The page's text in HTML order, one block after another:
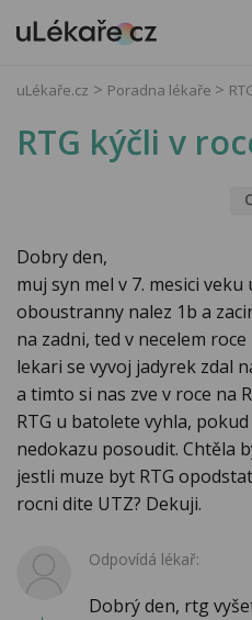
uLékaře.cz Poradna lékaře
RTG kýčli v
Dobry den,
muj syn mel v 7. mesici
oboustranny nalez 1b a
na zadni, ted v necelem
lekari se vyvoj jadyrek zdal
a timto si nas zve v roce na
RTG u batolete vyhla,
nedokazu posoudit. Chtěla
jestli muze byt RTG
rocni dite UTZ? Dekuji.
Odpovídá lékař:
Dobrý den, rtg